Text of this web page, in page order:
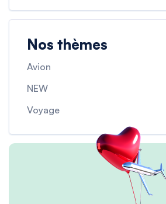
Nos thèmes
Avion
NEW
Voyage